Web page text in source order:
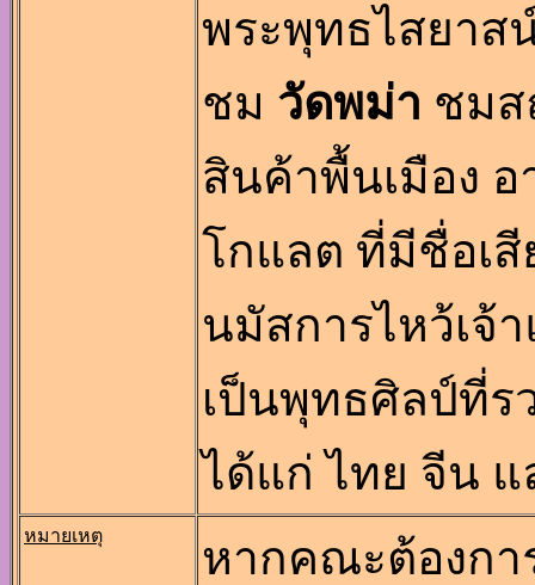
พระพุทธไสยาส
ชม วัดพม่า ชมส
สินค้าพื้นเมือง
โกแลต ที่มีชื่อเ
นมัสการไหว้เจ้
เป็นพุทธศิลป์ที่ร
ได้แก่ ไทย จีน
หมายเหตุ
หากคณะต้องกา